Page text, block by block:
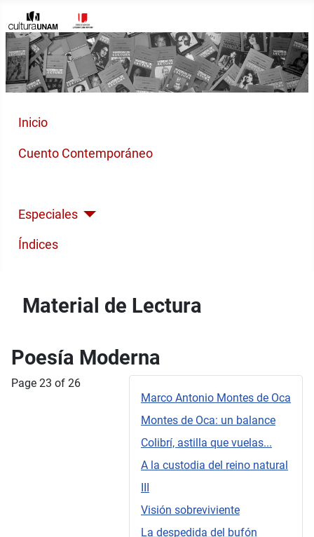
Inicio
Cuento Contemporáneo
Especiales
Índices
Material de Lectura
Poesía Moderna
Marco Antonio Montes de Oca
Montes de Oca: un balance
Colibrí, astilla que vuelas...
A la custodia del reino natural
Visión sobreviviente
La despedida del bufón
Page 23 of 26